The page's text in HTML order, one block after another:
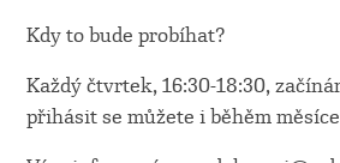
Kdy to bude probíhat?
Každý čtvrtek, 16:30-18:30,
přihásit se můžete i běhěm